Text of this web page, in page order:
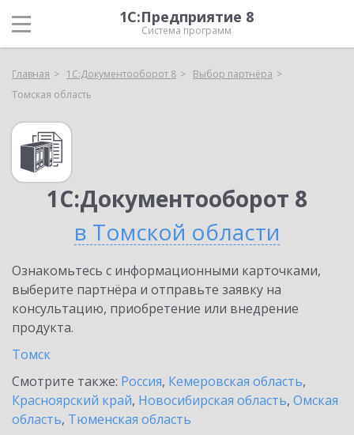
1С:Предприятие 8
Система программ
Главная 1С:Документооборот 8
Выбор партнёра
Томская область
1С:Документооборот 8
в Томской области
Ознакомьтесь с информационными карточками,
выберите партнёра и отправьте заявку на
консультацию, приобретение или внедрение
продукта.
Томск
Смотрите также: Россия, Кемеровская область,
Красноярский край, Новосибирская область, Омская
область, Тюменская область